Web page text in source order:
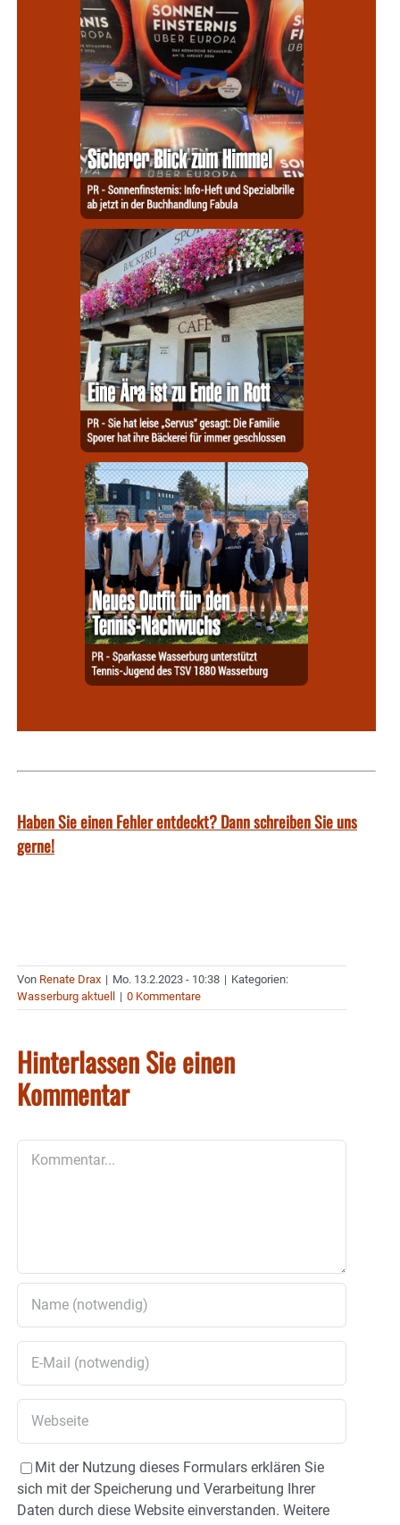
Haben Sie einen Fehler entdeckt? Dann schreiben Sie uns
gerne!
Von Renate Drax | Mo. 13.2.2023 - 10:38 | Kategorien:
Wasserburg aktuell | 0 Kommentare
Hinterlassen Sie einen
Kommentar
Mit der Nutzung dieses Formulars erklären Sie
sich mit der Speicherung und Verarbeitung Ihrer
Daten durch diese Website einverstanden. Weitere